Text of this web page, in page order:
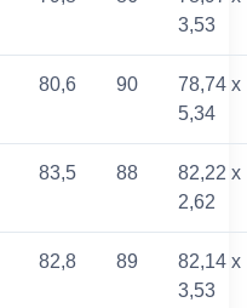
3,53
80,6 90
78,74 x
5,34
83,5 88
82,22 x
2,62
82,8 89
82,14 x
3,53